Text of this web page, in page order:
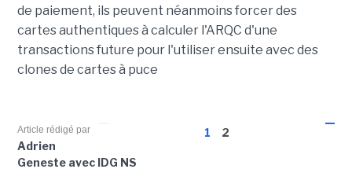
de paiement, ils peuvent néanmoins forcer des
cartes authentiques à calculer l'ARQC d'une
transactions future pour l'utiliser ensuite avec des
clones de cartes à puce
1 2
Article rédigé par
Adrien
Geneste avec IDG NS